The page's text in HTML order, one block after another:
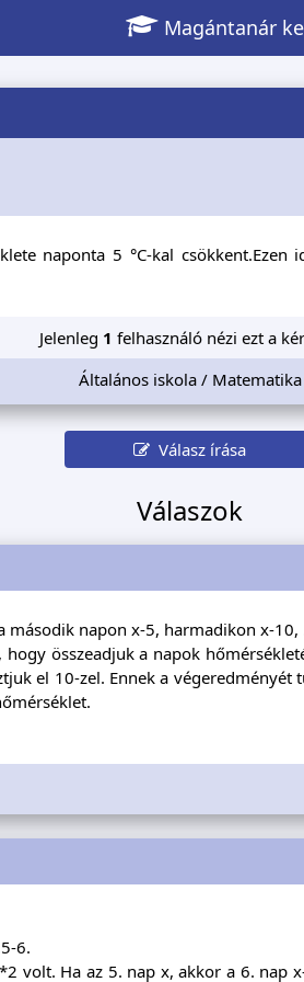
Magántanár
naponta 5 °C-kal csökkent.Ezen
Jelenleg 1 felhasználó nézi ezt a
Általános iskola / Matematika
Válasz írása
Válaszok
második napon x-5, harmadikon x-10,
összeadjuk a napok
el 10-zel. Ennek a
6.
volt. Ha az 5. nap x, akkor a 6. nap